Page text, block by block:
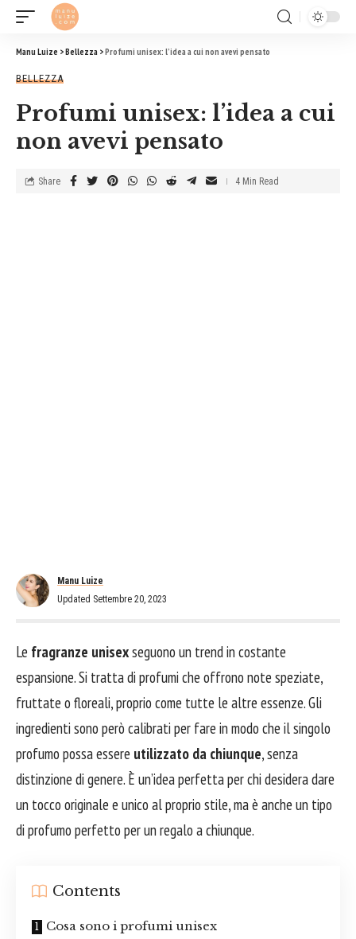
Manu Luize >Bellezza >Profumi unisex: l’idea a cui non avevi pensato
BELLEZZA
Profumi unisex: l’idea a cui
non avevi pensato
Manu Luize
Updated Settembre 20, 2023
Share 4 Min Read
Le fragranze unisexseguono un trend in costante
espansione. Si tratta di profumi che offrono note speziate,
fruttate o floreali, proprio come tutte le altre essenze. Gli
ingredienti sono però calibrati per fare in modo che il singolo
profumo possa essere utilizzato da chiunque, senza
distinzione di genere. È un’idea perfetta per chi desidera dare
un tocco originale e unico al proprio stile, ma è anche un tipo
di profumo perfetto per un regalo a chiunque.
Contents
Cosa sono i profumi unisex